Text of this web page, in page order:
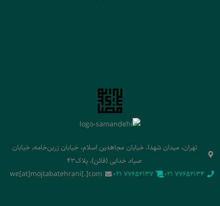
تهران، میدان شهدا، خیابان مجاهدین اسلام، خیابان زرین‌خامه، خیابان
صیاد خدایی (قائن)، پلاک43
‭021 77652134‬
‭021 77652137‬
we[at]mojtabatehrani[.]com